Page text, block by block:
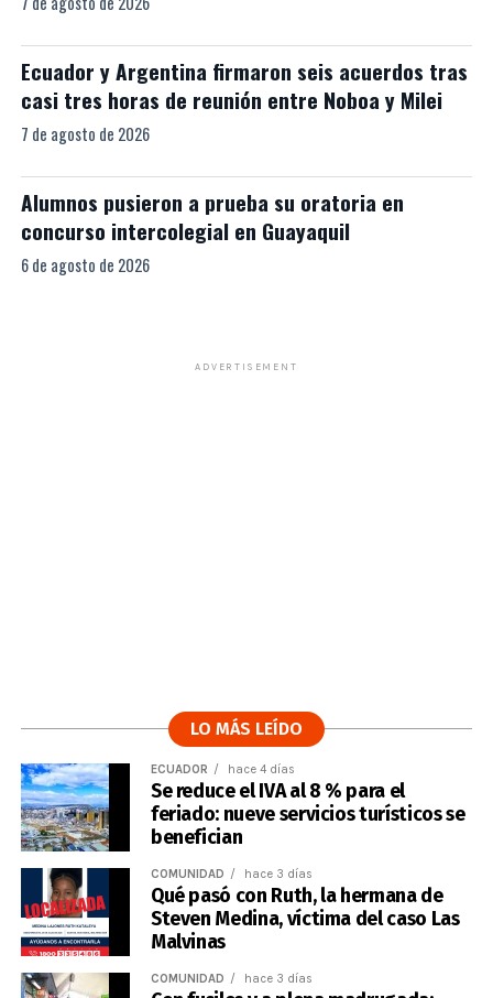
Ecuador y Argentina firmaron seis acuerdos tras
casi tres horas de reunión entre Noboa y Milei
7 de agosto de 2026
Alumnos pusieron a prueba su oratoria en
concurso intercolegial en Guayaquil
6 de agosto de 2026
ADVERTISEMENT
LO MÁS LEÍDO
ECUADOR hace 4 días
Se reduce el IVA al 8 % para el
feriado: nueve servicios turísticos se
benefician
COMUNIDAD hace 3 días
Qué pasó con Ruth, la hermana de
Steven Medina, víctima del caso Las
Malvinas
COMUNIDAD hace 3 días